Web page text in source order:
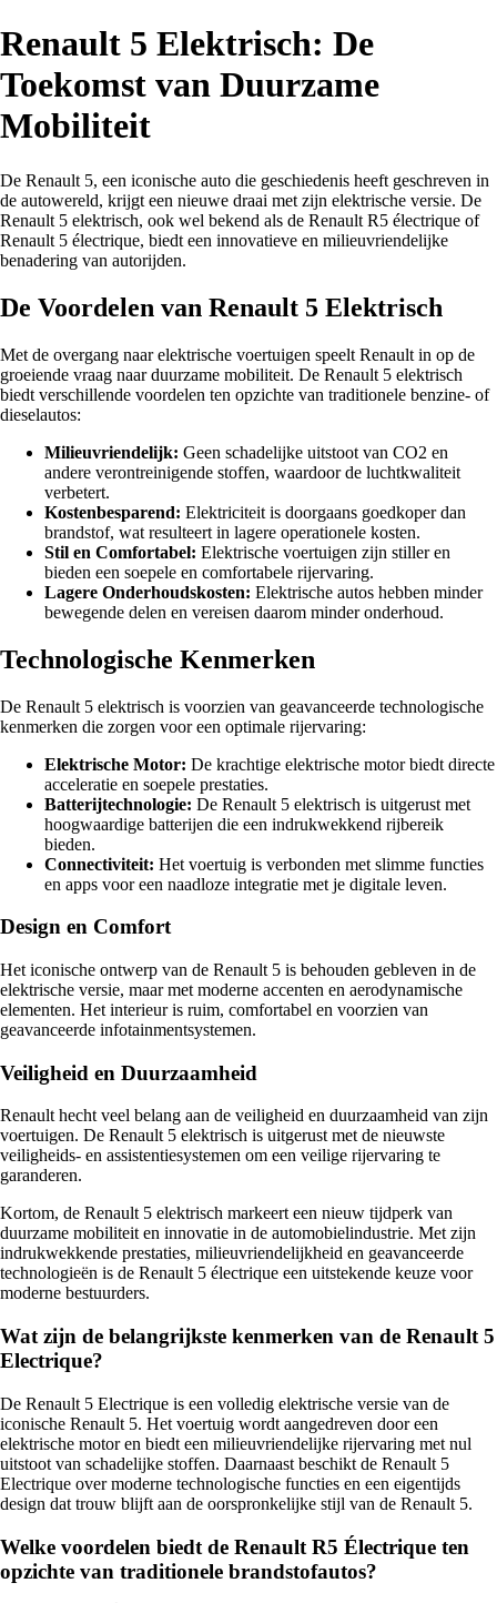
Renault 5 Elektrisch: De
Toekomst van Duurzame
Mobiliteit
De Renault 5, een iconische auto die geschiedenis heeft geschreven in
de autowereld, krijgt een nieuwe draai met zijn elektrische versie. De
Renault 5 elektrisch, ook wel bekend als de Renault R5 électrique of
Renault 5 électrique, biedt een innovatieve en milieuvriendelijke
benadering van autorijden.
De Voordelen van Renault 5 Elektrisch
Met de overgang naar elektrische voertuigen speelt Renault in op de
groeiende vraag naar duurzame mobiliteit. De Renault 5 elektrisch
biedt verschillende voordelen ten opzichte van traditionele benzine- of
dieselautos:
Milieuvriendelijk: Geen schadelijke uitstoot van CO2 en
andere verontreinigende stoffen, waardoor de luchtkwaliteit
verbetert.
Kostenbesparend: Elektriciteit is doorgaans goedkoper dan
brandstof, wat resulteert in lagere operationele kosten.
Stil en Comfortabel: Elektrische voertuigen zijn stiller en
bieden een soepele en comfortabele rijervaring.
Lagere Onderhoudskosten: Elektrische autos hebben minder
bewegende delen en vereisen daarom minder onderhoud.
Technologische Kenmerken
De Renault 5 elektrisch is voorzien van geavanceerde technologische
kenmerken die zorgen voor een optimale rijervaring:
Elektrische Motor: De krachtige elektrische motor biedt directe
acceleratie en soepele prestaties.
Batterijtechnologie: De Renault 5 elektrisch is uitgerust met
hoogwaardige batterijen die een indrukwekkend rijbereik
bieden.
Connectiviteit: Het voertuig is verbonden met slimme functies
en apps voor een naadloze integratie met je digitale leven.
Design en Comfort
Het iconische ontwerp van de Renault 5 is behouden gebleven in de
elektrische versie, maar met moderne accenten en aerodynamische
elementen. Het interieur is ruim, comfortabel en voorzien van
geavanceerde infotainmentsystemen.
Veiligheid en Duurzaamheid
Renault hecht veel belang aan de veiligheid en duurzaamheid van zijn
voertuigen. De Renault 5 elektrisch is uitgerust met de nieuwste
veiligheids- en assistentiesystemen om een veilige rijervaring te
garanderen.
Kortom, de Renault 5 elektrisch markeert een nieuw tijdperk van
duurzame mobiliteit en innovatie in de automobielindustrie. Met zijn
indrukwekkende prestaties, milieuvriendelijkheid en geavanceerde
technologieën is de Renault 5 électrique een uitstekende keuze voor
moderne bestuurders.
Wat zijn de belangrijkste kenmerken van de Renault 5
Electrique?
De Renault 5 Electrique is een volledig elektrische versie van de
iconische Renault 5. Het voertuig wordt aangedreven door een
elektrische motor en biedt een milieuvriendelijke rijervaring met nul
uitstoot van schadelijke stoffen. Daarnaast beschikt de Renault 5
Electrique over moderne technologische functies en een eigentijds
design dat trouw blijft aan de oorspronkelijke stijl van de Renault 5.
Welke voordelen biedt de Renault R5 Électrique ten
opzichte van traditionele brandstofautos?